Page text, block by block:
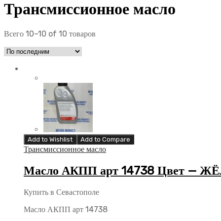
Трансмиссионное масло
Всего 10–10 of 10 товаров
Add to Wishlist Add to Compare
Трансмиссионное масло
Масло АКПП арт 14738 Цвет —
Купить в Севастополе
Масло АКПП арт 14738